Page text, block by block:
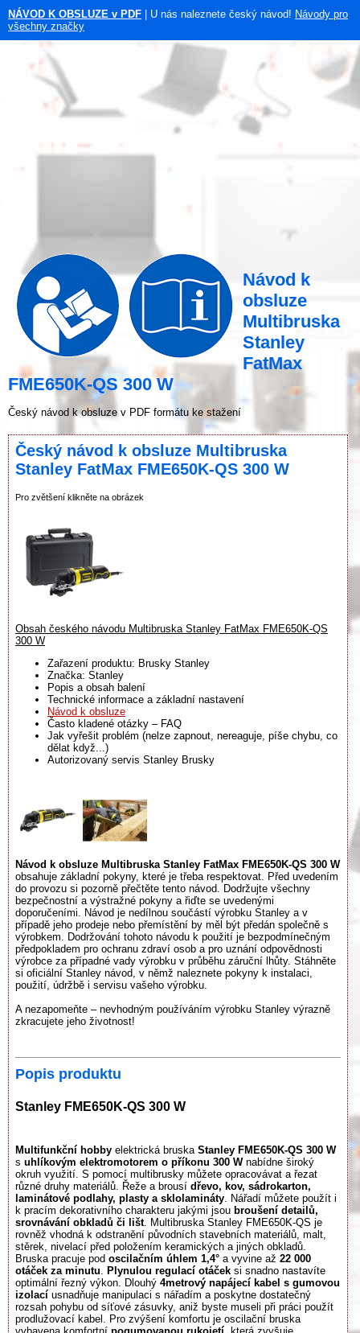
NÁVOD K OBSLUZE v PDF | U nás naleznete český návod! Návody pro
všechny značky
Návod k
obsluze
Multibruska
Stanley
FatMax
FME650K-QS 300 W
Český návod k obsluze v PDF formátu ke stažení
Český návod k obsluze Multibruska
Stanley FatMax FME650K-QS 300 W
Pro zvětšení klikněte na obrázek
Obsah českého návodu Multibruska Stanley FatMax FME650K-QS
300 W
Zařazení produktu: Brusky Stanley
Značka: Stanley
Popis a obsah balení
Technické informace a základní nastavení
Návod k obsluze
Často kladené otázky – FAQ
Jak vyřešit problém (nelze zapnout, nereaguje, píše chybu, co
dělat když...)
Autorizovaný servis Stanley Brusky
Návod k obsluze Multibruska Stanley FatMax FME650K-QS 300 W
obsahuje základní pokyny, které je třeba respektovat. Před uvedením
do provozu si pozorně přečtěte tento návod. Dodržujte všechny
bezpečnostní a výstražné pokyny a řiďte se uvedenými
doporučeními. Návod je nedílnou součástí výrobku Stanley a v
případě jeho prodeje nebo přemístění by měl být předán společně s
výrobkem. Dodržování tohoto návodu k použití je bezpodmínečným
předpokladem pro ochranu zdraví osob a pro uznání odpovědnosti
výrobce za případné vady výrobku v průběhu záruční lhůty. Stáhněte
si oficiální Stanley návod, v němž naleznete pokyny k instalaci,
použití, údržbě i servisu vašeho výrobku.
A nezapomeňte – nevhodným používáním výrobku Stanley výrazně
zkracujete jeho životnost!
Popis produktu
Stanley FME650K-QS 300 W
Multifunkční hobby elektrická bruska Stanley FME650K-QS 300 W
s uhlíkovým elektromotorem o příkonu 300 W nabídne široký
okruh využití. S pomocí multibrusky můžete opracovávat a řezat
různé druhy materiálů. Řeže a brousí dřevo, kov, sádrokarton,
laminátové podlahy, plasty a sklolamináty . Nářadí můžete použít i
k pracím dekorativního charakteru jakými jsou broušení detailů,
srovnávání obkladů či lišt. Multibruska Stanley FME650K-QS je
rovněž vhodná k odstranění původních stavebních materiálů, malt,
stěrek, nivelací před položením keramických a jiných obkladů.
Bruska pracuje pod oscilačním úhlem 1,4° a vyvine až 22 000
otáček za minutu Plynulou regulací otáček si snadno nastavíte
optimální řezný výkon. Dlouhý 4metrový napájecí kabel s gumovou
izolací usnadňuje manipulaci s nářadím a poskytne dostatečný
rozsah pohybu od síťové zásuvky, aniž byste museli při práci použít
prodlužovací kabel. Pro zvýšení komfortu je oscilační bruska